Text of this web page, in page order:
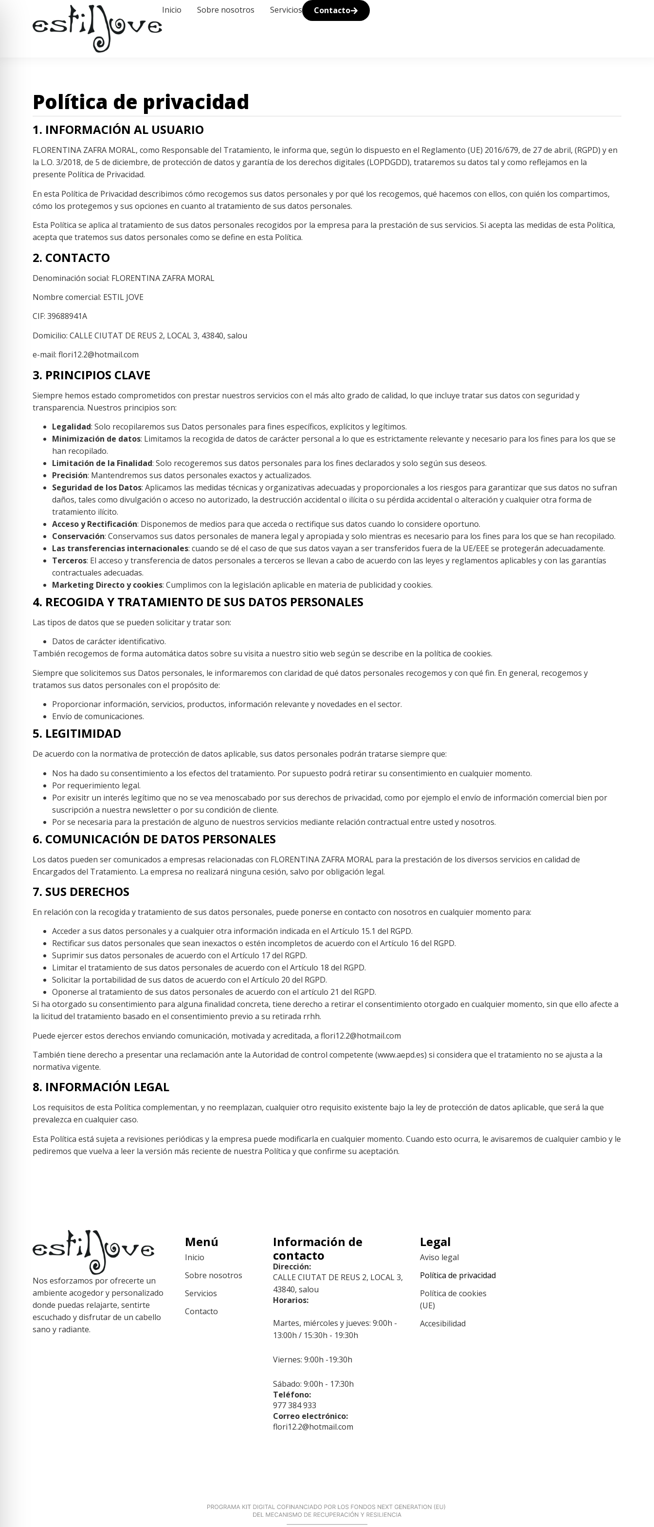
Inicio Sobre nosotros Servicios Contacto
Política de privacidad
1. INFORMACIÓN AL USUARIO
FLORENTINA ZAFRA MORAL, como Responsable del Tratamiento, le informa que, según lo dispuesto en el Reglamento (UE) 2016/679, de 27 de abril, (RGPD) y en
la L.O. 3/2018, de 5 de diciembre, de protección de datos y garantía de los derechos digitales (LOPDGDD), trataremos su datos tal y como reflejamos en la
presente Política de Privacidad.
En esta Política de Privacidad describimos cómo recogemos sus datos personales y por qué los recogemos, qué hacemos con ellos, con quién los compartimos,
cómo los protegemos y sus opciones en cuanto al tratamiento de sus datos personales.
Esta Política se aplica al tratamiento de sus datos personales recogidos por la empresa para la prestación de sus servicios. Si acepta las medidas de esta Política,
acepta que tratemos sus datos personales como se define en esta Política.
2. CONTACTO
Denominación social: FLORENTINA ZAFRA MORAL
Nombre comercial: ESTIL JOVE
CIF: 39688941A
Domicilio: CALLE CIUTAT DE REUS 2, LOCAL 3, 43840, salouㅤㅤ
e-mail: flori12.2@hotmail.com
3. PRINCIPIOS CLAVE
Siempre hemos estado comprometidos con prestar nuestros servicios con el más alto grado de calidad, lo que incluye tratar sus datos con seguridad y
transparencia. Nuestros principios son:
Legalidad: Solo recopilaremos sus Datos personales para fines específicos, explícitos y legítimos.
Minimización de datos: Limitamos la recogida de datos de carácter personal a lo que es estrictamente relevante y necesario para los fines para los que se
han recopilado.
Limitación de la Finalidad: Solo recogeremos sus datos personales para los fines declarados y solo según sus deseos.
Precisión: Mantendremos sus datos personales exactos y actualizados.
Seguridad de los Datos: Aplicamos las medidas técnicas y organizativas adecuadas y proporcionales a los riesgos para garantizar que sus datos no sufran
daños, tales como divulgación o acceso no autorizado, la destrucción accidental o ilícita o su pérdida accidental o alteración y cualquier otra forma de
tratamiento ilícito.
Acceso y Rectificación: Disponemos de medios para que acceda o rectifique sus datos cuando lo considere oportuno.
Conservación: Conservamos sus datos personales de manera legal y apropiada y solo mientras es necesario para los fines para los que se han recopilado.
Las transferencias internacionales: cuando se dé el caso de que sus datos vayan a ser transferidos fuera de la UE/EEE se protegerán adecuadamente.
Terceros: El acceso y transferencia de datos personales a terceros se llevan a cabo de acuerdo con las leyes y reglamentos aplicables y con las garantías
contractuales adecuadas.
Marketing Directo y cookies: Cumplimos con la legislación aplicable en materia de publicidad y cookies.
4. RECOGIDA Y TRATAMIENTO DE SUS DATOS PERSONALES
Las tipos de datos que se pueden solicitar y tratar son:
Datos de carácter identificativo.
También recogemos de forma automática datos sobre su visita a nuestro sitio web según se describe en la política de cookies.
Siempre que solicitemos sus Datos personales, le informaremos con claridad de qué datos personales recogemos y con qué fin. En general, recogemos y
tratamos sus datos personales con el propósito de:
Proporcionar información, servicios, productos, información relevante y novedades en el sector.
Envío de comunicaciones.
5. LEGITIMIDAD
De acuerdo con la normativa de protección de datos aplicable, sus datos personales podrán tratarse siempre que:
Nos ha dado su consentimiento a los efectos del tratamiento. Por supuesto podrá retirar su consentimiento en cualquier momento.
Por requerimiento legal.
Por exisitr un interés legítimo que no se vea menoscabado por sus derechos de privacidad, como por ejemplo el envío de información comercial bien por
suscripción a nuestra newsletter o por su condición de cliente.
Por se necesaria para la prestación de alguno de nuestros servicios mediante relación contractual entre usted y nosotros.
6. COMUNICACIÓN DE DATOS PERSONALES
Los datos pueden ser comunicados a empresas relacionadas con FLORENTINA ZAFRA MORAL para la prestación de los diversos servicios en calidad de
Encargados del Tratamiento. La empresa no realizará ninguna cesión, salvo por obligación legal.
7. SUS DERECHOS
En relación con la recogida y tratamiento de sus datos personales, puede ponerse en contacto con nosotros en cualquier momento para:
Acceder a sus datos personales y a cualquier otra información indicada en el Artículo 15.1 del RGPD.
Rectificar sus datos personales que sean inexactos o estén incompletos de acuerdo con el Artículo 16 del RGPD.
Suprimir sus datos personales de acuerdo con el Artículo 17 del RGPD.
Limitar el tratamiento de sus datos personales de acuerdo con el Artículo 18 del RGPD.
Solicitar la portabilidad de sus datos de acuerdo con el Artículo 20 del RGPD.
Oponerse al tratamiento de sus datos personales de acuerdo con el artículo 21 del RGPD.
Si ha otorgado su consentimiento para alguna finalidad concreta, tiene derecho a retirar el consentimiento otorgado en cualquier momento, sin que ello afecte a
la licitud del tratamiento basado en el consentimiento previo a su retirada rrhh.
Puede ejercer estos derechos enviando comunicación, motivada y acreditada, a flori12.2@hotmail.com
También tiene derecho a presentar una reclamación ante la Autoridad de control competente (www.aepd.es) si considera que el tratamiento no se ajusta a la
normativa vigente.
8. INFORMACIÓN LEGAL
Los requisitos de esta Política complementan, y no reemplazan, cualquier otro requisito existente bajo la ley de protección de datos aplicable, que será la que
prevalezca en cualquier caso.
Esta Política está sujeta a revisiones periódicas y la empresa puede modificarla en cualquier momento. Cuando esto ocurra, le avisaremos de cualquier cambio y le
pediremos que vuelva a leer la versión más reciente de nuestra Política y que confirme su aceptación.
Nos esforzamos por ofrecerte un
ambiente acogedor y personalizado
donde puedas relajarte, sentirte
escuchado y disfrutar de un cabello
sano y radiante.
Menú
Inicio
Sobre nosotros
Servicios
Contacto
Información de
contacto
Dirección:
CALLE CIUTAT DE REUS 2, LOCAL 3,
43840, salou
Horarios:
Martes, miércoles y jueves: 9:00h -
13:00h / 15:30h - 19:30h
Viernes: 9:00h -19:30h
Sábado: 9:00h - 17:30h
Teléfono:
977 384 933
Correo electrónico:
flori12.2@hotmail.com
Legal
Aviso legal
Política de privacidad
Política de cookies
(UE)
Accesibilidad